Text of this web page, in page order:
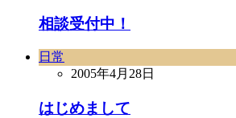
相談受付中！
日常
2005年4月28日
はじめまして